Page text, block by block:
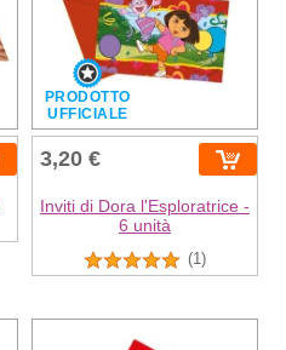
PRODOTTO
UFFICIALE
3,20 €
Inviti di Dora l'Esploratrice -
6 unità
(1)